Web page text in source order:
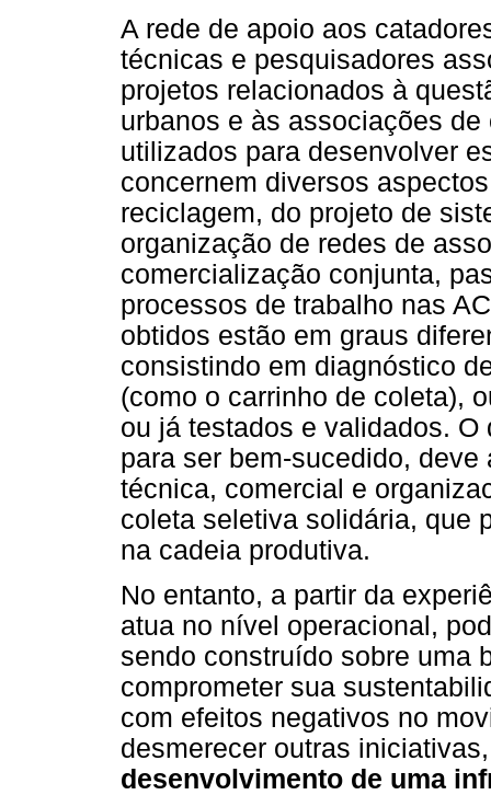
A rede de apoio aos
técnicas e pesquisadores
projetos relacionados à
urbanos e às associações
utilizados para desenvolver
concernem diversos
reciclagem, do projeto de
organização de redes de
comercialização conjunta,
processos de trabalho nas
obtidos estão em graus
consistindo em diagnóstico
(como o carrinho de coleta),
ou já testados e validados.
para ser bem-sucedido,
técnica, comercial e
coleta seletiva solidária, que
na cadeia produtiva.
No entanto, a partir da
atua no nível operacional,
sendo construído sobre uma
comprometer sua
com efeitos negativos no
desmerecer outras
desenvolvimento de uma